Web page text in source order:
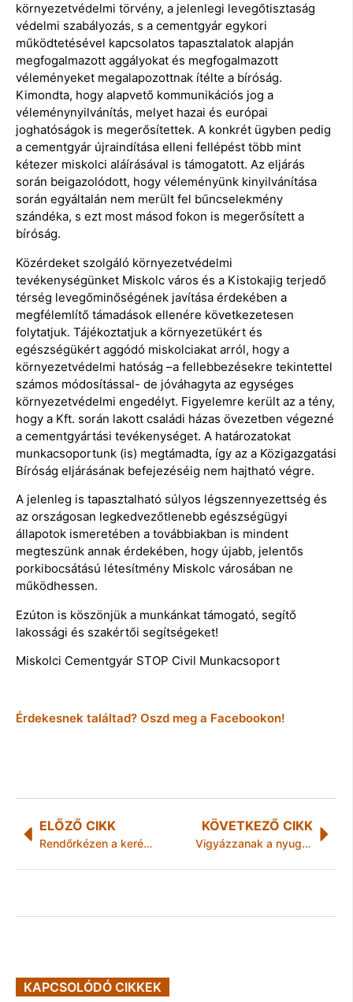
környezetvédelmi törvény, a jelenlegi levegőtisztaság
védelmi szabályozás, s a cementgyár egykori
működtetésével kapcsolatos tapasztalatok alapján
megfogalmazott aggályokat és megfogalmazott
véleményeket megalapozottnak ítélte a bíróság.
Kimondta, hogy alapvető kommunikációs jog a
véleménynyilvánítás, melyet hazai és európai
joghatóságok is megerősítettek. A konkrét ügyben pedig
a cementgyár újraindítása elleni fellépést több mint
kétezer miskolci aláírásával is támogatott. Az eljárás
során beigazolódott, hogy véleményünk kinyilvánítása
során egyáltalán nem merült fel bűncselekmény
szándéka, s ezt most másod fokon is megerősített a
bíróság.
Közérdeket szolgáló környezetvédelmi
tevékenységünket Miskolc város és a Kistokajig terjedő
térség levegőminőségének javítása érdekében a
megfélemlítő támadások ellenére következetesen
folytatjuk. Tájékoztatjuk a környezetükért és
egészségükért aggódó miskolciakat arról, hogy a
környezetvédelmi hatóság –a fellebbezésekre tekintettel
számos módosítással- de jóváhagyta az egységes
környezetvédelmi engedélyt. Figyelemre került az a tény,
hogy a Kft. során lakott családi házas övezetben végezné
a cementgyártási tevékenységet. A határozatokat
munkacsoportunk (is) megtámadta, így az a Közigazgatási
Bíróság eljárásának befejezéséig nem hajtható végre.
A jelenleg is tapasztalható súlyos légszennyezettség és
az országosan legkedvezőtlenebb egészségügyi
állapotok ismeretében a továbbiakban is mindent
megteszünk annak érdekében, hogy újabb, jelentős
porkibocsátású létesítmény Miskolc városában ne
működhessen.
Ezúton is köszönjük a munkánkat támogató, segítő
lakossági és szakértői segítségeket!
Miskolci Cementgyár STOP Civil Munkacsoport
Érdekesnek találtad? Oszd meg a Facebookon!
ELŐZŐ CIKK
Rendőrkézen a keréktolvajok
KÖVETKEZŐ CIKK
Vigyázzanak a nyugdíjasok!
KAPCSOLÓDÓ CIKKEK